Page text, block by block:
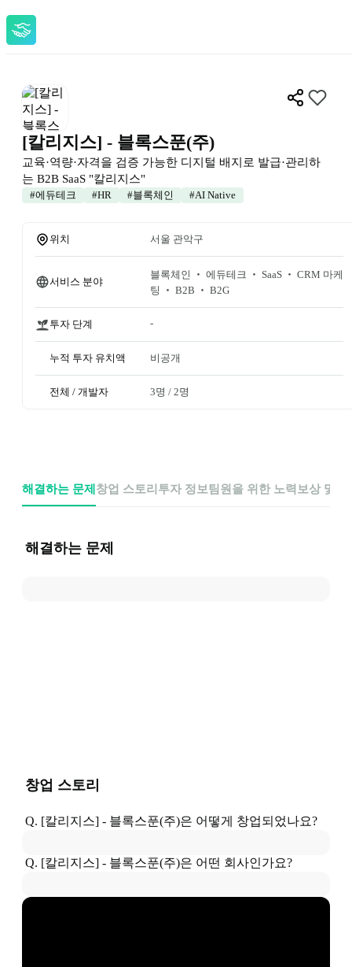
[칼리지스] - 블록스푼(주)
교육·역량·자격을 검증 가능한 디지털 배지로 발급·관리하
는 B2B SaaS "칼리지스"
#에듀테크 #HR #블록체인 #AI Native
위치 서울 관악구
서비스 분야
블록체인 ‧ 에듀테크 ‧ SaaS ‧ CRM 마케
팅 ‧ B2B ‧ B2G
투자 단계 -
누적 투자 유치액 비공개
전체 / 개발자 3명 / 2명
해결하는 문제 창업 스토리 투자 정보 팀원을 위한 노력 보상 및
해결하는 문제
창업 스토리
Q. [칼리지스] - 블록스푼(주)은 어떻게 창업되었나요?
Q. [칼리지스] - 블록스푼(주)은 어떤 회사인가요?